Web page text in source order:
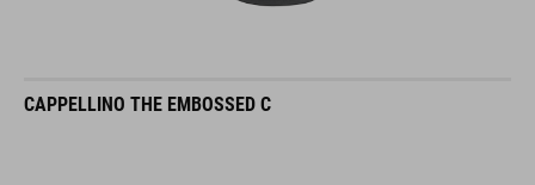
CAPPELLINO THE EMBOSSED C